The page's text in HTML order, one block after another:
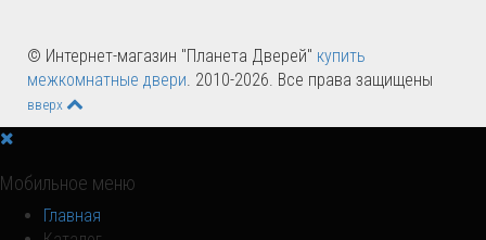
© Интернет-магазин "Планета Дверей" купить
межкомнатные двери . 2010-2026. Все права защищены
вверх
Мобильное меню
Главная